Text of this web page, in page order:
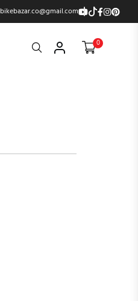
bikebazar.co@gmail.com
Search 0